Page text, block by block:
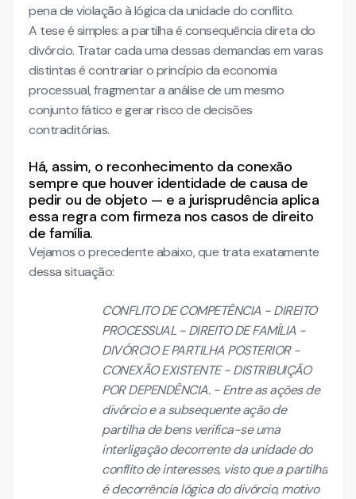
pena de violação à lógica da unidade do conflito.
A tese é simples: a partilha é consequência direta do
divórcio. Tratar cada uma dessas demandas em varas
distintas é contrariar o princípio da economia
processual, fragmentar a análise de um mesmo
conjunto fático e gerar risco de decisões
contraditórias.
Há, assim, o reconhecimento da conexão
sempre que houver identidade de causa de
pedir ou de objeto — e a jurisprudência aplica
essa regra com firmeza nos casos de direito
de família.
Vejamos o precedente abaixo, que trata exatamente
dessa situação:
CONFLITO DE COMPETÊNCIA - DIREITO
PROCESSUAL - DIREITO DE FAMÍLIA -
DIVÓRCIO E PARTILHA POSTERIOR -
CONEXÃO EXISTENTE - DISTRIBUIÇÃO
POR DEPENDÊNCIA. - Entre as ações de
divórcio e a subsequente ação de
partilha de bens verifica-se uma
interligação decorrente da unidade do
conflito de interesses, visto que a partilha
é decorrência lógica do divórcio, motivo